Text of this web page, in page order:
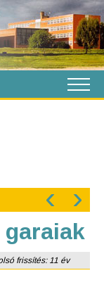
‹ ›
frissítés: 11 év